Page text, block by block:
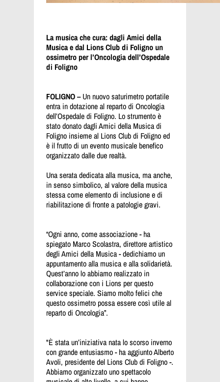
La musica che cura: dagli Amici della
Musica e dal Lions Club di Foligno un
ossimetro per l’Oncologia dell’Ospedale
di Foligno
FOLIGNO –Un nuovo saturimetro portatile
entra in dotazione al reparto di Oncologia
dell’Ospedale di Foligno. Lo strumento è
stato donato dagli Amici della Musica di
Foligno insieme al Lions Club di Foligno ed
è il frutto di un evento musicale benefico
organizzato dalle due realtà.
Una serata dedicata alla musica, ma anche,
in senso simbolico, al valore della musica
stessa come elemento di inclusione e di
riabilitazione di fronte a patologie gravi.
“Ogni anno, come associazione - ha
spiegato Marco Scolastra, direttore artistico
degli Amici della Musica - dedichiamo un
appuntamento alla musica e alla solidarietà.
Quest’anno lo abbiamo realizzato in
collaborazione con i Lions per questo
service speciale. Siamo molto felici che
questo ossimetro possa essere così utile al
reparto di Oncologia”.
"È stata un’iniziativa nata lo scorso inverno
con grande entusiasmo - ha aggiunto Alberto
Avoli, presidente del Lions Club di Foligno -.
Abbiamo organizzato uno spettacolo